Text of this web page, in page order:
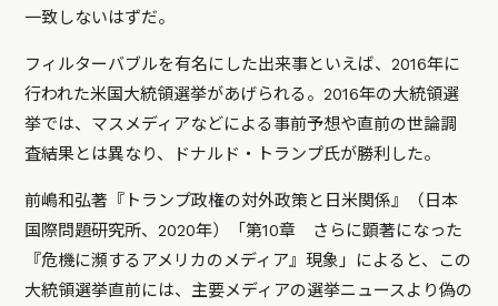
一致しないはずだ。
フィルターバブルを有名にした出来事といえば、2016年に
行われた米国大統領選挙があげられる。2016年の大統領選
挙では、マスメディアなどによる事前予想や直前の世論調
査結果とは異なり、ドナルド・トランプ氏が勝利した。
前嶋和弘著『トランプ政権の対外政策と日米関係』（日本
国際問題研究所、2020年）「第10章 さらに顕著になった
『危機に瀕するアメリカのメディア』現象」によると、この
大統領選挙直前には、主要メディアの選挙ニュースより偽の